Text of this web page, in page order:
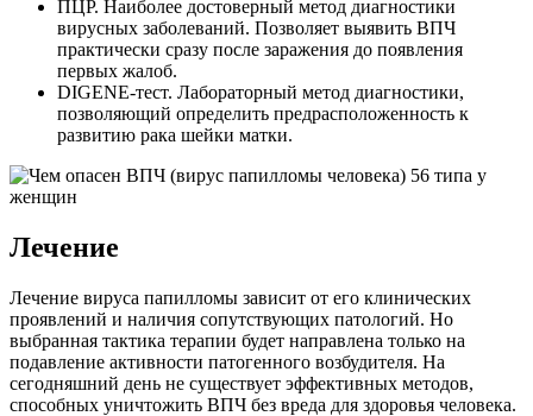
ПЦР. Наиболее достоверный метод диагностики
вирусных заболеваний. Позволяет выявить ВПЧ
практически сразу после заражения до появления
первых жалоб.
DIGENE-тест. Лабораторный метод диагностики,
позволяющий определить предрасположенность к
развитию рака шейки матки.
Лечение
Лечение вируса папилломы зависит от его клинических
проявлений и наличия сопутствующих патологий. Но
выбранная тактика терапии будет направлена только на
подавление активности патогенного возбудителя. На
сегодняшний день не существует эффективных методов,
способных уничтожить ВПЧ без вреда для здоровья человека.